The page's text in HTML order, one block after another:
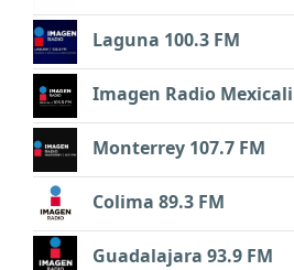
Laguna 100.3 FM
Imagen Radio Mexicali
Monterrey 107.7 FM
Colima 89.3 FM
Guadalajara 93.9 FM